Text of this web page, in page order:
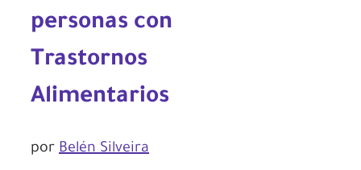
personas con
Trastornos
Alimentarios
por Belén Silveira